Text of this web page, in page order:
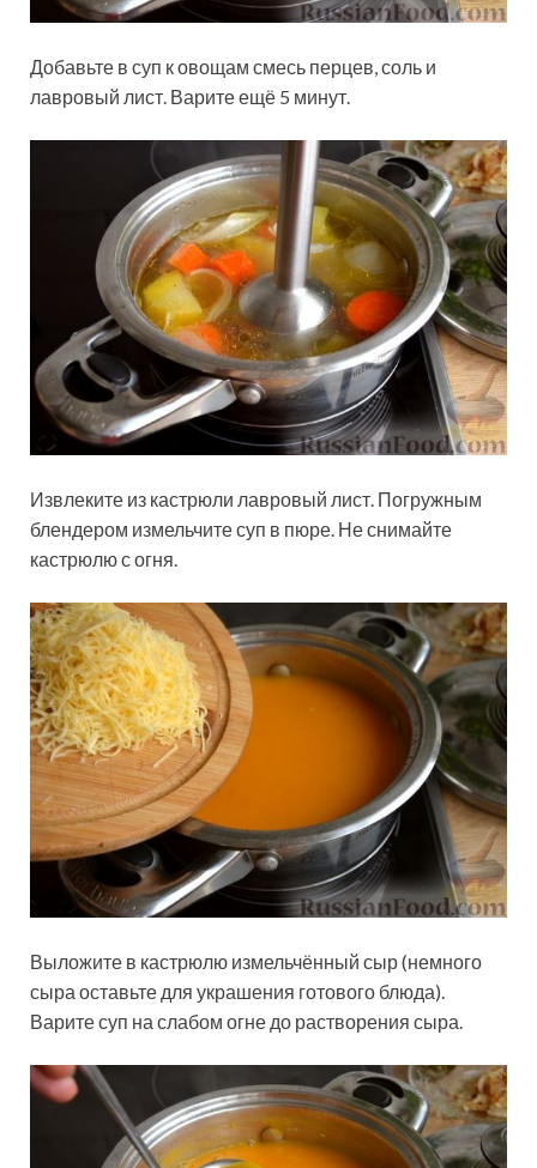
Добавьте в суп к овощам смесь перцев, соль и
лавровый лист. Варите ещё 5 минут.
Извлеките из кастрюли лавровый лист. Погружным
блендером измельчите суп в пюре. Не снимайте
кастрюлю с огня.
Выложите в кастрюлю измельчённый сыр (немного
сыра оставьте для украшения готового блюда).
Варите суп на слабом огне до растворения сыра.